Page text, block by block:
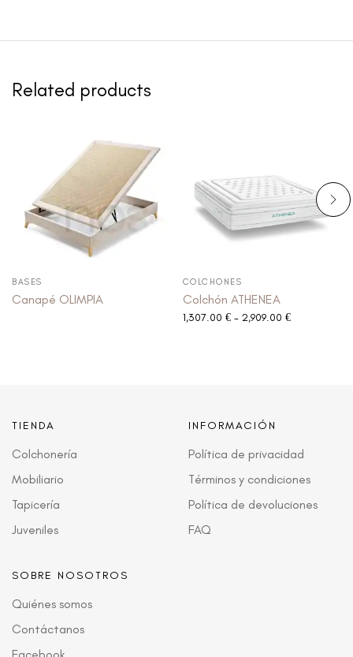
Related products
BASES
Canapé OLIMPIA
COLCHONES
Colchón ATHENEA
1,307.00 € - 2,909.00 €
TIENDA
Colchonería
Mobiliario
Tapicería
Juveniles
INFORMACIÓN
Política de privacidad
Términos y condiciones
Política de devoluciones
FAQ
SOBRE NOSOTROS
Quiénes somos
Contáctanos
Facebook